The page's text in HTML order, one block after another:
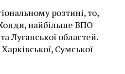
розтині, то,
найбільше ВПО
Луганської областей.
Сумської